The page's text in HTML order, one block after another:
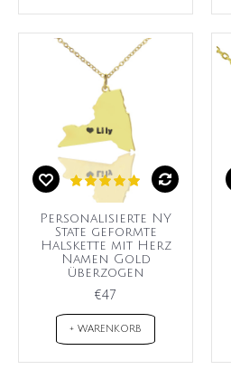
Personalisierte NY
State geformte
Halskette mit Herz
Namen Gold
überzogen
€47
+ WARENKORB